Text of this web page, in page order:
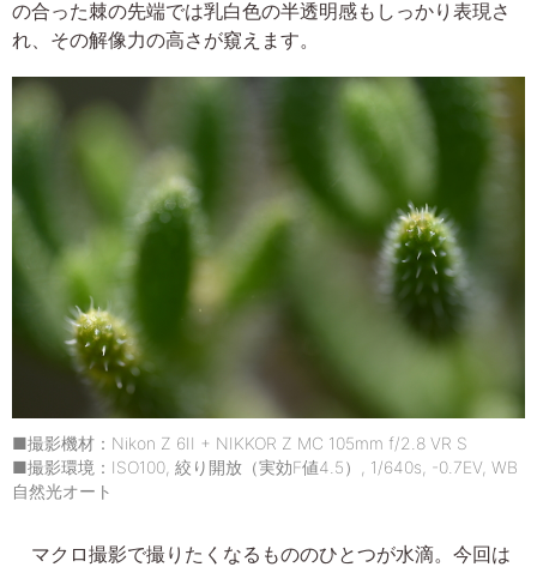
の合った棘の先端では乳白色の半透明感もしっかり表現さ
れ、その解像力の高さが窺えます。
■撮影機材：Nikon Z 6II + NIKKOR Z MC 105mm f/2.8 VR S
■撮影環境：ISO100, 絞り開放（実効F値4.5）, 1/640s, -0.7EV, WB
自然光オート
マクロ撮影で撮りたくなるもののひとつが水滴。今回は